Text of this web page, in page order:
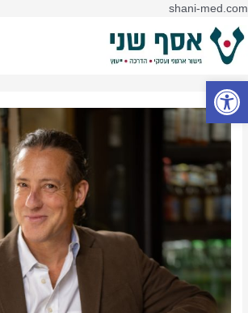
shani-med.comדילוג
פתח סרגל נגישות